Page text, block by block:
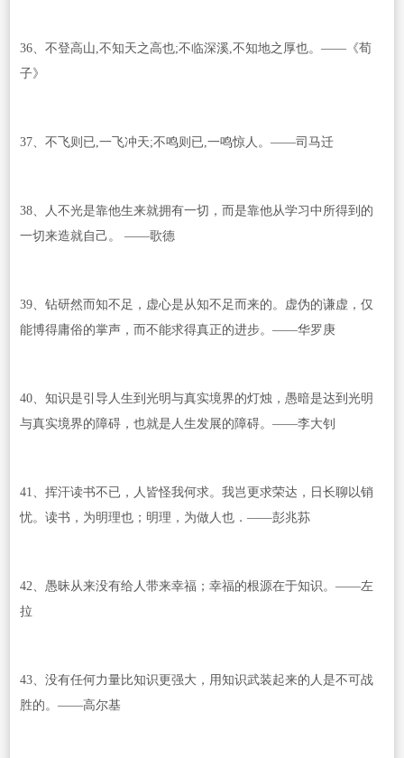
36、不登高山,不知天之高也;不临深溪,不知地之厚也。——《荀
子》
37、不飞则已,一飞冲天;不鸣则已,一鸣惊人。——司马迁
38、人不光是靠他生来就拥有一切，而是靠他从学习中所得到的
一切来造就自己。 ——歌德
39、钻研然而知不足，虚心是从知不足而来的。虚伪的谦虚，仅
能博得庸俗的掌声，而不能求得真正的进步。——华罗庚
40、知识是引导人生到光明与真实境界的灯烛，愚暗是达到光明
与真实境界的障碍，也就是人生发展的障碍。——李大钊
41、挥汗读书不已，人皆怪我何求。我岂更求荣达，日长聊以销
忧。读书，为明理也；明理，为做人也．——彭兆荪
42、愚昧从来没有给人带来幸福；幸福的根源在于知识。——左
拉
43、没有任何力量比知识更强大，用知识武装起来的人是不可战
胜的。——高尔基